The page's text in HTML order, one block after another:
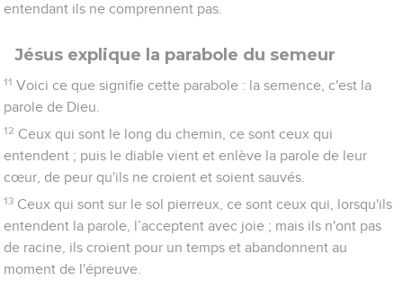
entendant ils ne comprennent pas.
Jésus explique la parabole du semeur
11 Voici ce que signifie cette parabole : la semence, c'est la
parole de Dieu.
12 Ceux qui sont le long du chemin, ce sont ceux qui
entendent ; puis le diable vient et enlève la parole de leur
cœur, de peur qu'ils ne croient et soient sauvés.
13 Ceux qui sont sur le sol pierreux, ce sont ceux qui, lorsqu'ils
entendent la parole, l’acceptent avec joie ; mais ils n'ont pas
de racine, ils croient pour un temps et abandonnent au
moment de l'épreuve.